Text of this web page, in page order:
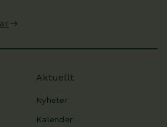
Aktuellt
Nyheter
Kalender